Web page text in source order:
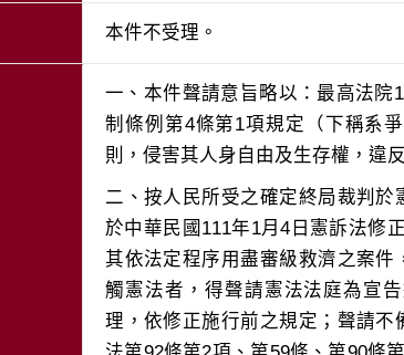
本件不受理。
一、本件聲請意旨略以：最高法院
制條例第4條第1項規定（下稱系
二、按人民所受之確定終局裁判
於中華民國111年1月4日憲訴法修
其依法定程序用盡審級救濟之案
觸憲法者，得聲請憲法法庭為宣
理，依修正施行前之規定；聲請